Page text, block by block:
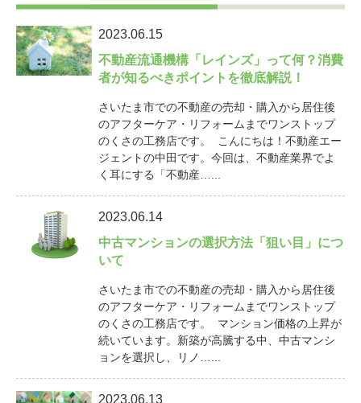
2023.06.15
不動産流通機構「レインズ」って何？消費
者が知るべきポイントを徹底解説！
さいたま市での不動産の売却・購入から居住後
のアフターケア・リフォームまでワンストップ
のくさの工務店です。 こんにちは！不動産エー
ジェントの中田です。今回は、不動産業界でよ
く耳にする「不動産…...
2023.06.14
中古マンションの選択方法「狙い目」につ
いて
さいたま市での不動産の売却・購入から居住後
のアフターケア・リフォームまでワンストップ
のくさの工務店です。 マンション価格の上昇が
続いています。新築が高騰する中、中古マンシ
ョンを選択し、リノ…...
2023.06.13